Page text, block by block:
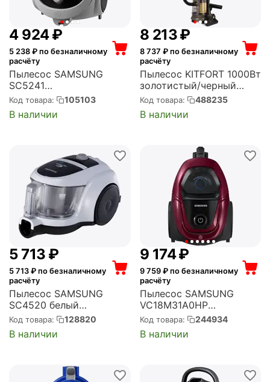
4 924₽
5 238 ₽ по безналичному
расчёту
Пылесос SAMSUNG
SC5241
(VCC5241S3K/XEV)
Код товара: 105103
В наличии
8 213₽
8 737 ₽ по безналичному
расчёту
Пылесос KITFORT 1000Вт
золотистый/черный
(КТ-5192)
Код товара: 488235
В наличии
5 713 ₽
5 713 ₽ по безналичному
расчёту
Пылесос SAMSUNG
SC4520 белый
(VCC4520S3S/XEV)
Код товара: 128820
В наличии
9 174₽
9 759₽ по безналичному
расчёту
Пылесос SAMSUNG
VC18M31A0HP
(VC18M31A0HP/EV)
Код товара: 244934
В наличии